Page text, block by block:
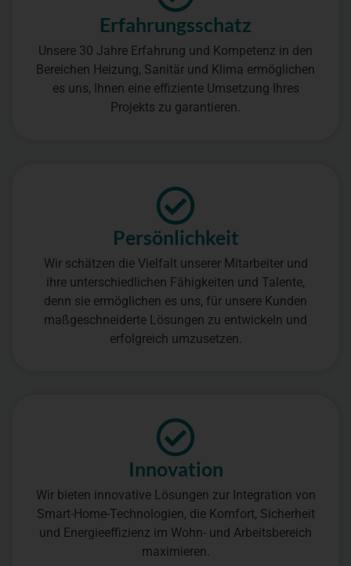
Erfah­rungs­schatz
Unsere 30 Jahre Erfahrung und Kompetenz in den
Bereichen Heizung, Sanitär und Klima ermöglichen
es uns, Ihnen eine effiziente Umsetzung Ihres
Projekts zu garantieren.
Persönlich­keit
Wir schätzen die Vielfalt unserer Mitarbeiter und
ihre unterschiedlichen Fähigkeiten und Talente,
denn sie ermöglichen es uns, für unsere Kunden
maßgeschneiderte Lösungen zu entwickeln und
erfolgreich umzusetzen.
Innovation
Wir bieten innovative Lösungen zur Integration von
Smart-Home-Technologien, die Komfort, Sicherheit
und Energieeffizienz im Wohn- und Arbeitsbereich
maximieren.